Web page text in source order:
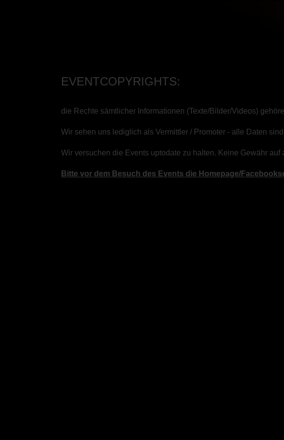
EVENTCOPYRIGHTS:
die Rechte sämtlicher Informationen (Texte/Bilder/Videos)
Wir sehen uns lediglich als Vermittler / Promoter - alle Daten
Wir versuchen die Events uptodate zu halten. Keine Gewähr auf
Bitte vor dem Besuch des Events die Homepage/